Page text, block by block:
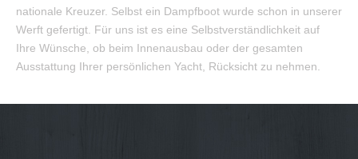
nationale Kreuzer. Selbst ein Dampfboot wurde schon in unserer
Werft gefertigt. Für uns ist es eine Selbstverständlichkeit auf
Ihre Wünsche, ob beim Innenausbau oder der gesamten
Ausstattung Ihrer persönlichen Yacht, Rücksicht zu nehmen.